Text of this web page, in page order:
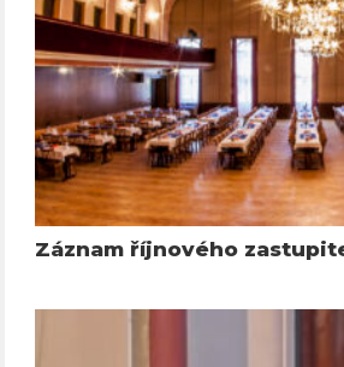
Záznam říjnového